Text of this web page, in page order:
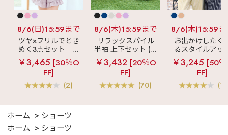
8/6(日)15:59まで
ツヤ×フリルでとき
めく3点セット
シ
ルキー ショートパ
ンツ 3点セット
￥3,465 [30％O
FF]
(2)
8/6(木)15:59まで
リラックスパイル
半袖 上下セット (男
女兼用サイズ)
￥3,432 [20％O
FF]
(70)
8/6(木)15:59ま
お出かけしたく
るスタイルアッ
見え
ストライ
フリル ロングパ
ツ 綿混 上下セ
￥3,245 [50
FF]
(1)
ホーム
ショーツ
ホーム
ショーツ